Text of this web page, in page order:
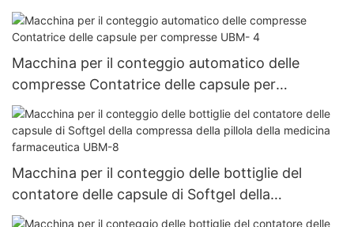
semiautomatiche UBM-2D
Macchina per il conteggio automatico delle
compresse Contatrice delle capsule per
compresse UBM- 4
Macchina per il conteggio delle bottiglie del
contatore delle capsule di Softgel della
compressa della pillola della medicina